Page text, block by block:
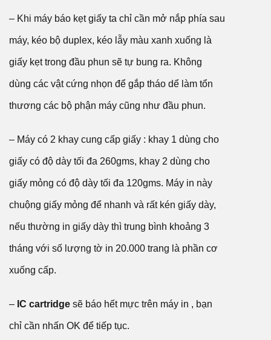
– Khi máy báo kẹt giấy ta chỉ cần mở nắp phía sau
máy, kéo bộ duplex, kéo lẫy màu xanh xuống là
giấy kẹt trong đầu phun sẽ tự bung ra. Không
dùng các vật cứng nhọn để gắp tháo dể làm tổn
thương các bộ phận máy cũng như đầu phun.
– Máy có 2 khay cung cấp giấy : khay 1 dùng cho
giấy có độ dày tối đa 260gms, khay 2 dùng cho
giấy mỏng có độ dày tối đa 120gms. Máy in này
chuộng giấy mỏng để nhanh và rất kén giấy dày,
nếu thường in giấy dày thì trung bình khoảng 3
tháng với số lượng tờ in 20.000 trang là phần cơ
xuống cấp.
– IC cartridge sẽ báo hết mực trên máy in , bạn
chỉ cần nhấn OK để tiếp tục.